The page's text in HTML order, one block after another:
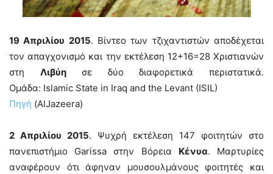
19 Απριλίου 2015. Βίντεο των τζιχαντιστών αποδέχεται
τον απαγχονισμό και την εκτέλεση 12+16=28 Χριστιανών
στη Λιβύησε δύο διαφορετικά περιστατικά.
Ομάδα: Islamic State in Iraq and the Levant (ISIL)
Πηγή (AlJazeera)
2 Απριλίου 2015. Ψυχρή εκτέλεση 147 φοιτητών στο
πανεπιστήμιο Garissa στην Βόρεια Κένυα. Μαρτυρίες
αναφέρουν ότι άφηναν μουσουλμάνους φοιτητές και